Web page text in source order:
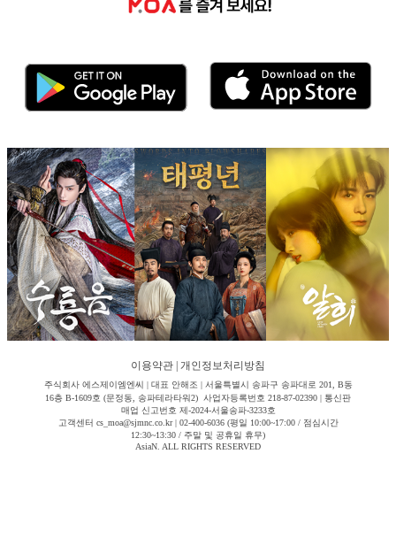
이용약관 개인정보처리방침
주식회사 에스제이엠엔씨 | 대표 안해조 | 서울특별시 송파구 송파대로 201, B동
16층 B-1609호 (문정동, 송파테라타워2) 사업자등록번호 218-87-02390 | 통신판
매업 신고번호 제-2024-서울송파-3233호
고객센터 cs_moa@sjmnc.co.kr | 02-400-6036 (평일 10:00~17:00 / 점심시간
12:30~13:30 / 주말 및 공휴일 휴무)
AsiaN. ALL RIGHTS RESERVED